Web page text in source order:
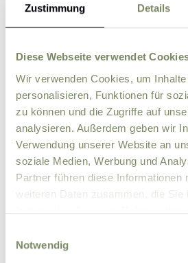
Zustimmung Details
Diese Webseite verwendet
Wir verwenden Cookies, um
personalisieren, Funktionen für
zu können und die Zugriffe auf
analysieren. Außerdem geben wir
Verwendung unserer Website an
soziale Medien, Werbung und
Partner führen diese Informationen
weiteren Daten zusammen, die Sie
haben oder die sie im Rahmen
Notwendig
5 + 2*
Bitte senden Sie mir
über Aktionen und News
Ich erkläre mich
Verarbeitung der von mir
personenbezogenen Daten
datenschutzrechtlich
Zweck der Bearbeitung
Grundlage meiner durch
Formulars erteilten